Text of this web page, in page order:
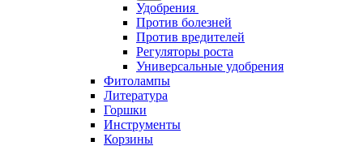
Удобрения
Против болезней
Против вредителей
Регуляторы роста
Универсальные удобрения
Фитолампы
Литература
Горшки
Инструменты
Корзины